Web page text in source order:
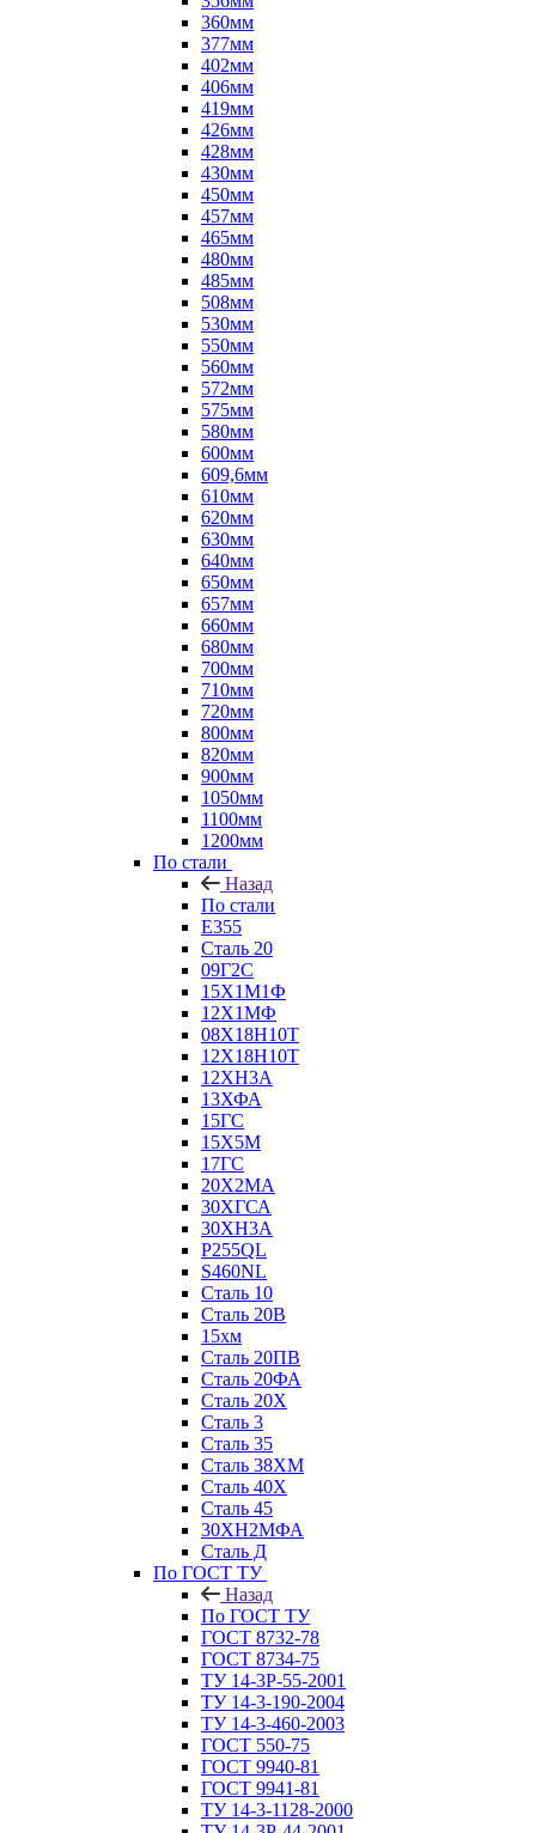
360мм
377мм
402мм
406мм
419мм
426мм
428мм
430мм
450мм
457мм
465мм
480мм
485мм
508мм
530мм
550мм
560мм
572мм
575мм
580мм
600мм
609,6мм
610мм
620мм
630мм
640мм
650мм
657мм
660мм
680мм
700мм
710мм
720мм
800мм
820мм
900мм
1050мм
1100мм
1200мм
По стали
Назад
По стали
E355
Сталь 20
09Г2С
15Х1М1Ф
12Х1МФ
08Х18Н10Т
12Х18Н10Т
12ХН3А
13ХФА
15ГС
15Х5М
17ГС
20Х2МА
30ХГСА
30ХН3А
P255QL
S460NL
Сталь 10
Сталь 20В
15хм
Сталь 20ПВ
Сталь 20ФА
Сталь 20Х
Сталь 3
Сталь 35
Сталь 38ХМ
Сталь 40Х
Сталь 45
30ХН2МФА
Сталь Д
По ГОСТ ТУ
Назад
По ГОСТ ТУ
ГОСТ 8732-78
ГОСТ 8734-75
ТУ 14-3Р-55-2001
ТУ 14-3-190-2004
ТУ 14-3-460-2003
ГОСТ 550-75
ГОСТ 9940-81
ГОСТ 9941-81
ТУ 14-3-1128-2000